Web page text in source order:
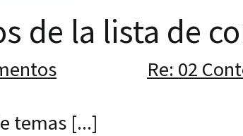
de la lista de
Re: 02
temas [...]